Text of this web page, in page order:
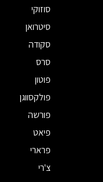
סוזוקי
סיטרואן
סקודה
סרס
פוטון
פולקסווגן
פורשה
פיאט
פרארי
צ'רי